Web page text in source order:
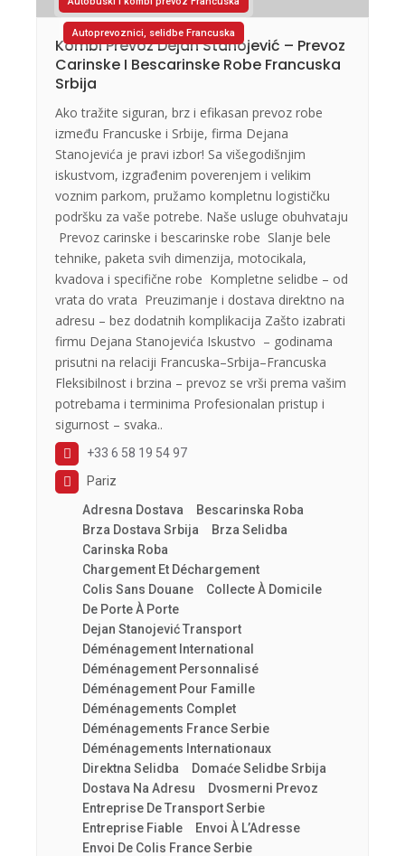
Autoprevoznici, selidbe Francuska
Kombi Prevoz Dejan Stanojević – Prevoz
Carinske I Bescarinske Robe Francuska
Srbija
Ako tražite siguran, brz i efikasan prevoz robe
između Francuske i Srbije, firma Dejana
Stanojevića je pravi izbor! Sa višegodišnjim
iskustvom, izgrađenim poverenjem i velikim
voznim parkom, pružamo kompletnu logističku
podršku za vaše potrebe. Naše usluge obuhvataju
Prevoz carinske i bescarinske robe Slanje bele
tehnike, paketa svih dimenzija, motocikala,
kvadova i specifične robe Kompletne selidbe – od
vrata do vrata Preuzimanje i dostava direktno na
adresu – bez dodatnih komplikacija Zašto izabrati
firmu Dejana Stanojevića Iskustvo – godinama
prisutni na relaciji Francuska–Srbija–Francuska
Fleksibilnost i brzina – prevoz se vrši prema vašim
potrebama i terminima Profesionalan pristup i
sigurnost – svaka..
+33 6 58 19 54 97
Pariz
Adresna Dostava
Bescarinska Roba
Brza Dostava Srbija
Brza Selidba
Carinska Roba
Chargement Et Déchargement
Colis Sans Douane
Collecte À Domicile
De Porte À Porte
Dejan Stanojević Transport
Déménagement International
Déménagement Personnalisé
Déménagement Pour Famille
Déménagements Complet
Déménagements France Serbie
Déménagements Internationaux
Direktna Selidba
Domaće Selidbe Srbija
Dostava Na Adresu
Dvosmerni Prevoz
Entreprise De Transport Serbie
Entreprise Fiable
Envoi À L’Adresse
Envoi De Colis France Serbie